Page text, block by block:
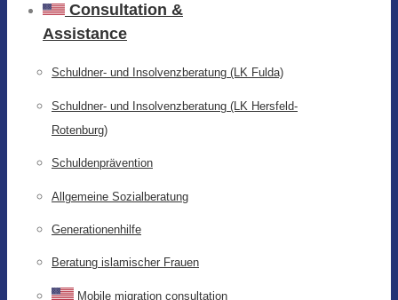
Consultation &
Assistance
Schuldner- und Insolvenzberatung (LK Fulda)
Schuldner- und Insolvenzberatung (LK Hersfeld-
Rotenburg)
Schuldenprävention
Allgemeine Sozialberatung
Generationenhilfe
Beratung islamischer Frauen
Mobile migration consultation